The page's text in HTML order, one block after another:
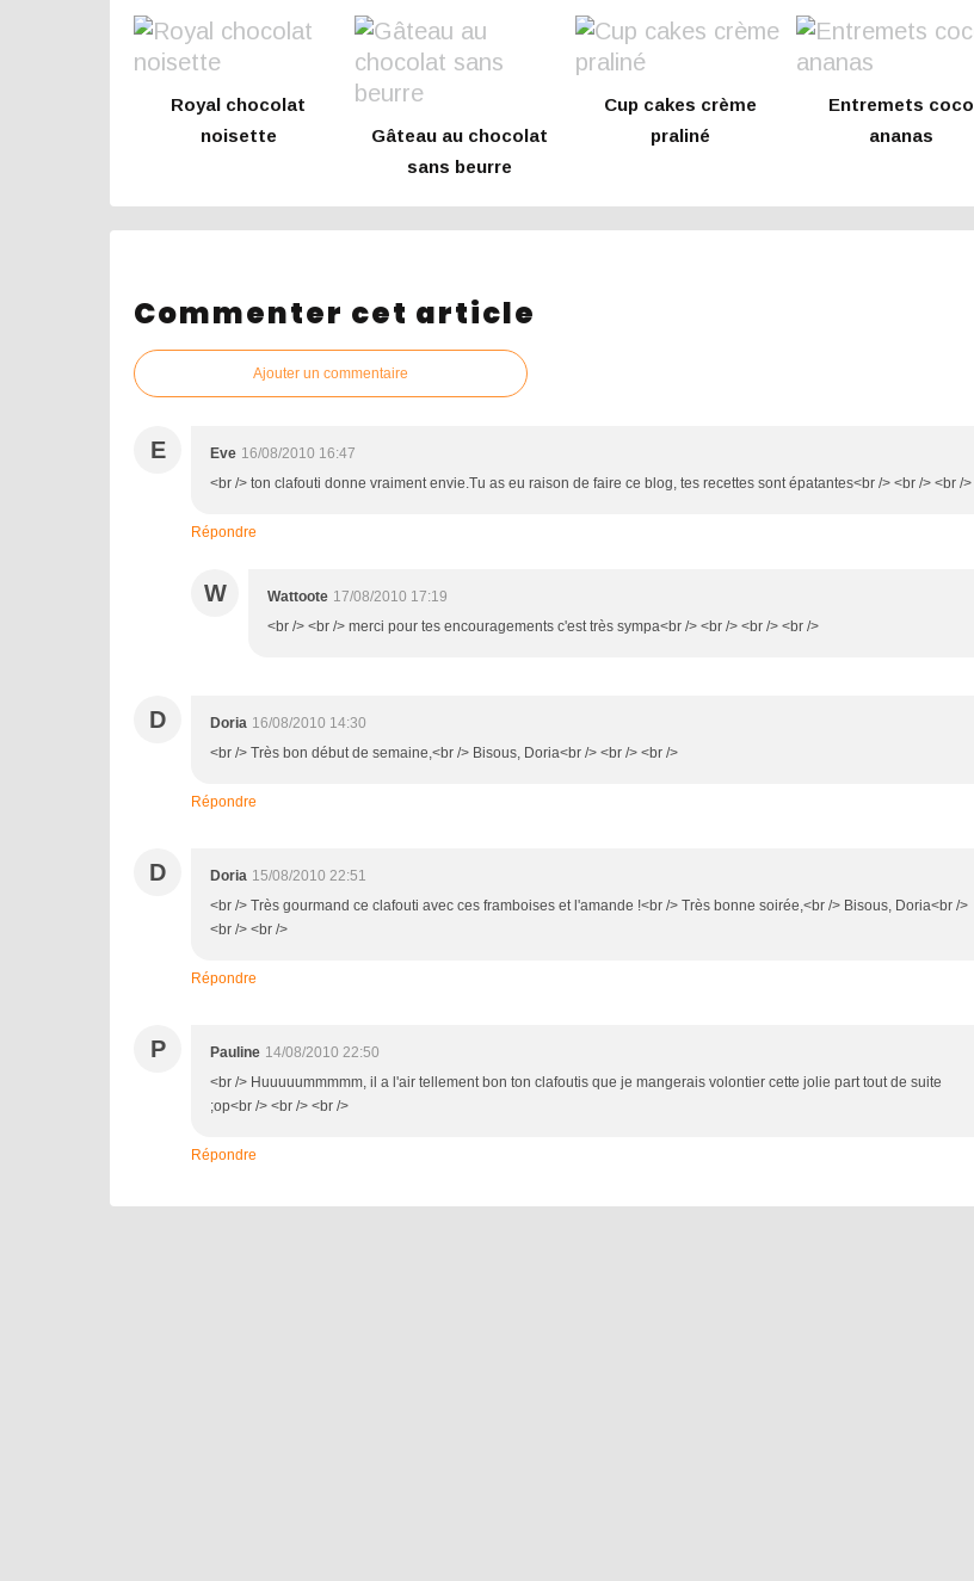
Royal chocolat
noisette
Gâteau au chocolat
sans beurre
Cup cakes crème
praliné
Entremets coco
ananas
Commenter cet article
Ajouter un commentaire
E Eve 16/08/2010 16:47
<br /> ton clafouti donne vraiment envie.Tu as eu raison de faire ce blog, tes recettes sont épatantes<br /> <br /> <br />
Répondre
W Wattoote 17/08/2010 17:19
<br /> <br /> merci pour tes encouragements c'est très sympa<br /> <br /> <br /> <br />
D Doria 16/08/2010 14:30
<br /> Très bon début de semaine,<br /> Bisous, Doria<br /> <br /> <br />
Répondre
D Doria 15/08/2010 22:51
<br /> Très gourmand ce clafouti avec ces framboises et l'amande !<br /> Très bonne soirée,<br /> Bisous, Doria<br />
<br /> <br />
Répondre
P Pauline 14/08/2010 22:50
<br /> Huuuuummmmm, il a l'air tellement bon ton clafoutis que je mangerais volontier cette jolie part tout de suite
;op<br /> <br /> <br />
Répondre